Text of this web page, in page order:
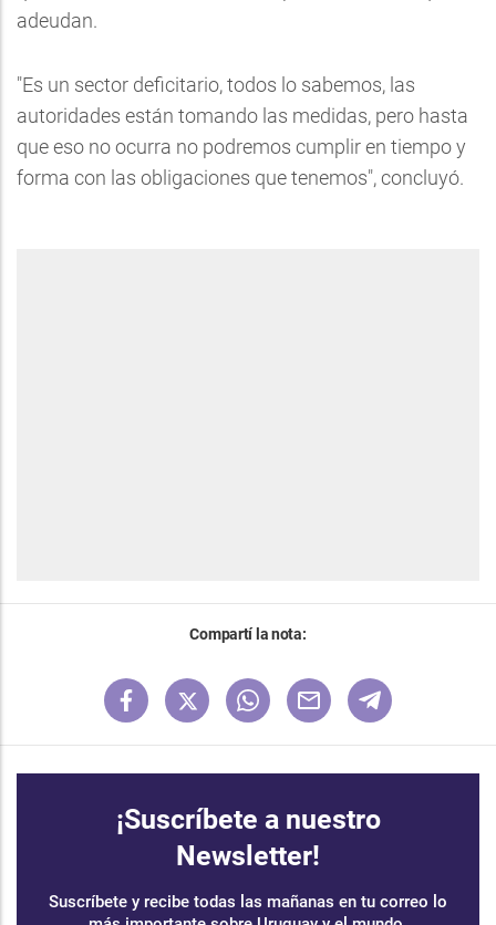
adeudan.
"Es un sector deficitario, todos lo sabemos, las
autoridades están tomando las medidas, pero hasta
que eso no ocurra no podremos cumplir en tiempo y
forma con las obligaciones que tenemos", concluyó.
Compartí la nota:
¡Suscríbete a nuestro
Newsletter!
Suscríbete y recibe todas las mañanas en tu correo lo